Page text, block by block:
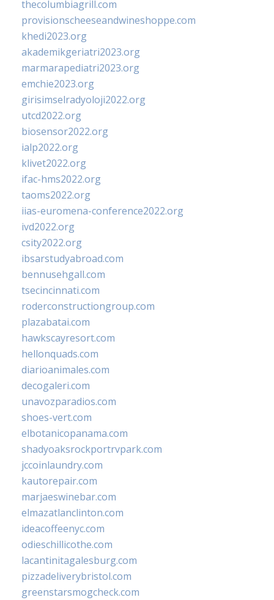
thecolumbiagrill.com
provisionscheeseandwineshoppe.com
khedi2023.org
akademikgeriatri2023.org
marmarapediatri2023.org
emchie2023.org
girisimselradyoloji2022.org
utcd2022.org
biosensor2022.org
ialp2022.org
klivet2022.org
ifac-hms2022.org
taoms2022.org
iias-euromena-conference2022.org
ivd2022.org
csity2022.org
ibsarstudyabroad.com
bennusehgall.com
tsecincinnati.com
roderconstructiongroup.com
plazabatai.com
hawkscayresort.com
hellonquads.com
diarioanimales.com
decogaleri.com
unavozparadios.com
shoes-vert.com
elbotanicopanama.com
shadyoaksrockportrvpark.com
jccoinlaundry.com
kautorepair.com
marjaeswinebar.com
elmazatlanclinton.com
ideacoffeenyc.com
odieschillicothe.com
lacantinitagalesburg.com
pizzadeliverybristol.com
greenstarsmogcheck.com